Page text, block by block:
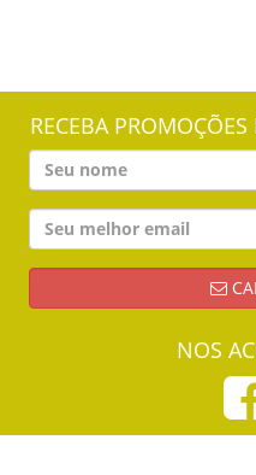
RECEBA
NOS